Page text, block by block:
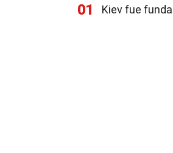
01 Kiev fue